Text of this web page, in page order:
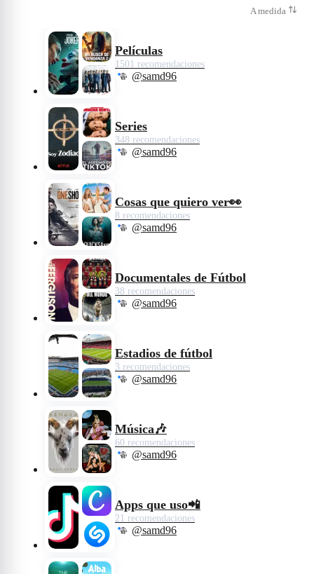
A medida
Películas
1501 recomendaciones
@samd96
Series
348 recomendaciones
@samd96
Cosas que quiero ver👀
8 recomendaciones
@samd96
Documentales de Fútbol
38 recomendaciones
@samd96
Estadios de fútbol
3 recomendaciones
@samd96
Música🎶
60 recomendaciones
@samd96
Apps que uso📲
21 recomendaciones
@samd96